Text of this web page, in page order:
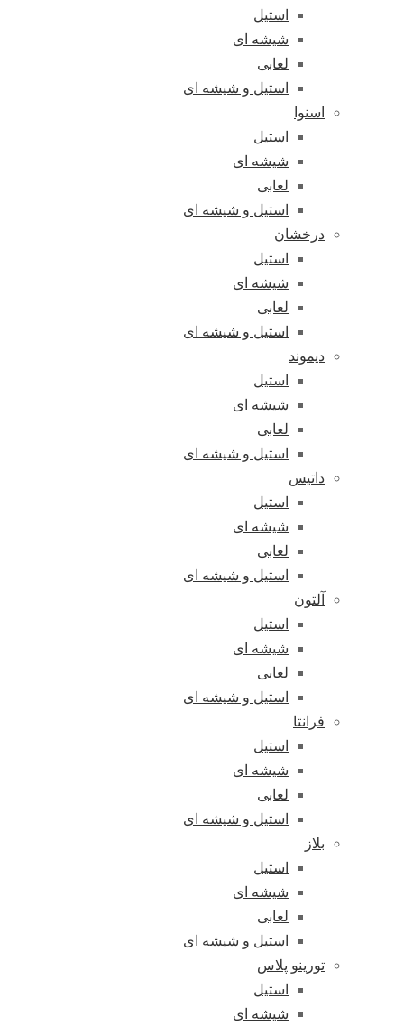
استیل
شیشه ای
لعابی
استیل و شیشه ای
اسنوا
استیل
شیشه ای
لعابی
استیل و شیشه ای
درخشان
استیل
شیشه ای
لعابی
استیل و شیشه ای
دیموند
استیل
شیشه ای
لعابی
استیل و شیشه ای
داتیس
استیل
شیشه ای
لعابی
استیل و شیشه ای
آلتون
استیل
شیشه ای
لعابی
استیل و شیشه ای
فرانتا
استیل
شیشه ای
لعابی
استیل و شیشه ای
بلاز
استیل
شیشه ای
لعابی
استیل و شیشه ای
تورینو پلاس
استیل
شیشه ای